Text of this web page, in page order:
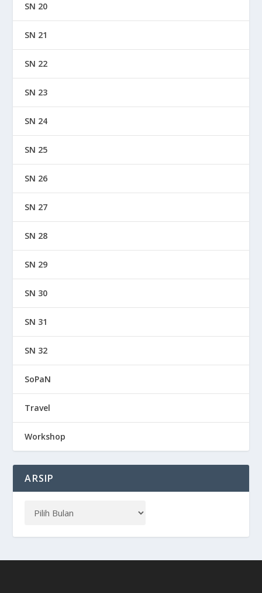
SN 20
SN 21
SN 22
SN 23
SN 24
SN 25
SN 26
SN 27
SN 28
SN 29
SN 30
SN 31
SN 32
SoPaN
Travel
Workshop
ARSIP